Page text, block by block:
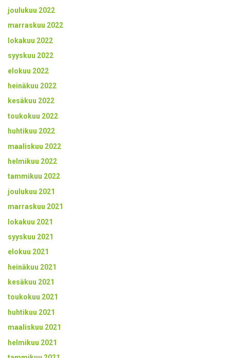
joulukuu 2022
marraskuu 2022
lokakuu 2022
syyskuu 2022
elokuu 2022
heinäkuu 2022
kesäkuu 2022
toukokuu 2022
huhtikuu 2022
maaliskuu 2022
helmikuu 2022
tammikuu 2022
joulukuu 2021
marraskuu 2021
lokakuu 2021
syyskuu 2021
elokuu 2021
heinäkuu 2021
kesäkuu 2021
toukokuu 2021
huhtikuu 2021
maaliskuu 2021
helmikuu 2021